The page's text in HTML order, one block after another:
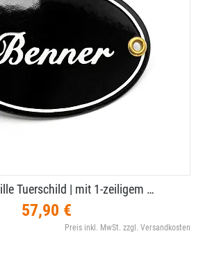
Tuerschild | mit 1-​zeiligem …
57,90 €
Preis inkl. MwSt. zzgl. Versandkosten